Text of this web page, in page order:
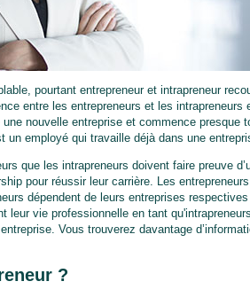
pourtant entrepreneur et intrapreneur
entre les entrepreneurs et les intrapreneurs
nouvelle entreprise et commence presque
un employé qui travaille déjà dans une
que les intrapreneurs doivent faire preuve
pour réussir leur carrière. Les
dépendent de leurs entreprises
leur vie professionnelle en tant
Vous trouverez davantage
?